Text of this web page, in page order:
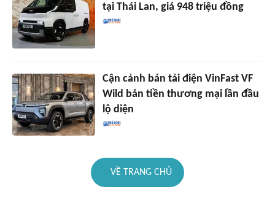
tại Thái Lan, giá 948 triệu đồng
Cận cảnh bán tải điện VinFast VF
Wild bản tiền thương mại lần đầu
lộ diện
VỀ TRANG CHỦ